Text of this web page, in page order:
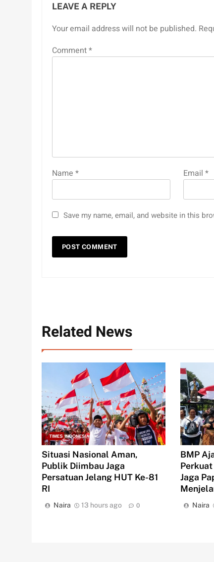
LEAVE A REPLY
Your email address will not be published.
Comment*
Name * Email*
Save my name, email, and website in this
Related News
Situasi Nasional Aman,
Publik Diimbau Jaga
Persatuan Jelang HUT Ke-81
RI
Naira 13 hours ago 0
BMP
Jaga
Naira